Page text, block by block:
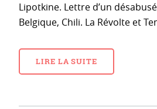
Lipotkine. Lettre d’un
Belgique, Chili. La Révolte et
LIRE LA SUITE